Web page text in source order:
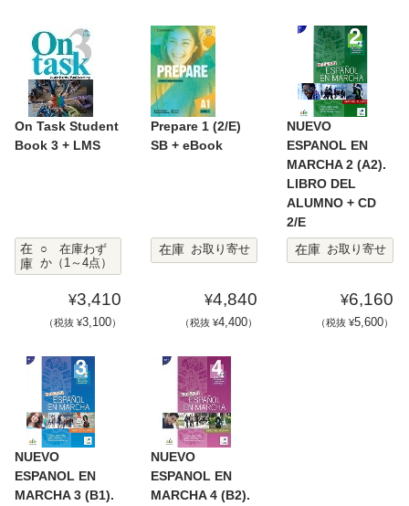
On Task Student
Book 3 + LMS
在
庫
○ 在庫わず
か（1～4点）
¥3,410
（税抜 ¥3,100）
Prepare 1 (2/E)
SB + eBook
在庫 お取り寄せ
¥4,840
（税抜 ¥4,400）
NUEVO
ESPANOL EN
MARCHA 2 (A2).
LIBRO DEL
ALUMNO + CD
2/E
在庫
お取り寄せ
¥6,160
（税抜 ¥5,600）
NUEVO
ESPANOL EN
MARCHA 3 (B1).
NUEVO
ESPANOL EN
MARCHA 4 (B2).